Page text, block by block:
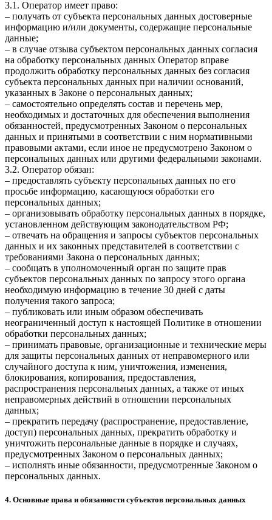
3.1. Оператор имеет право:
– получать от субъекта персональных данных достоверные
информацию и/или документы, содержащие персональные
данные;
– в случае отзыва субъектом персональных данных согласия
на обработку персональных данных Оператор вправе
продолжить обработку персональных данных без согласия
субъекта персональных данных при наличии оснований,
указанных в Законе о персональных данных;
– самостоятельно определять состав и перечень мер,
необходимых и достаточных для обеспечения выполнения
обязанностей, предусмотренных Законом о персональных
данных и принятыми в соответствии с ним нормативными
правовыми актами, если иное не предусмотрено Законом о
персональных данных или другими федеральными законами.
3.2. Оператор обязан:
– предоставлять субъекту персональных данных по его
просьбе информацию, касающуюся обработки его
персональных данных;
– организовывать обработку персональных данных в порядке,
установленном действующим законодательством РФ;
– отвечать на обращения и запросы субъектов персональных
данных и их законных представителей в соответствии с
требованиями Закона о персональных данных;
– сообщать в уполномоченный орган по защите прав
субъектов персональных данных по запросу этого органа
необходимую информацию в течение 30 дней с даты
получения такого запроса;
– публиковать или иным образом обеспечивать
неограниченный доступ к настоящей Политике в отношении
обработки персональных данных;
– принимать правовые, организационные и технические меры
для защиты персональных данных от неправомерного или
случайного доступа к ним, уничтожения, изменения,
блокирования, копирования, предоставления,
распространения персональных данных, а также от иных
неправомерных действий в отношении персональных
данных;
– прекратить передачу (распространение, предоставление,
доступ) персональных данных, прекратить обработку и
уничтожить персональные данные в порядке и случаях,
предусмотренных Законом о персональных данных;
– исполнять иные обязанности, предусмотренные Законом о
персональных данных.
4. Основные права и обязанности субъектов персональных данных